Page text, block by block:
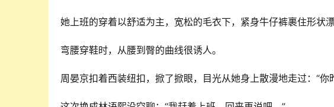
她上班的穿着以舒适为主，宽松的毛衣下，紧身牛仔裤裹住形状漂
弯腰穿鞋时，从腰到臀的曲线很诱人。
周晏京扣着西装纽扣，掀了掀眼，目光从她身上散漫地走过：“你